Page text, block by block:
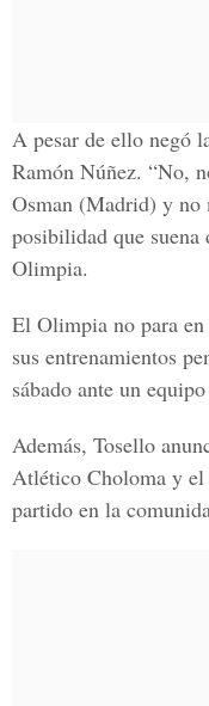
A pesar de ello negó
Ramón Núñez. “No,
Osman (Madrid) y no
posibilidad que
Olimpia.
El Olimpia no para
sus entrenamientos
sábado ante un
Además, Tosello
Atlético Choloma y el
partido en la